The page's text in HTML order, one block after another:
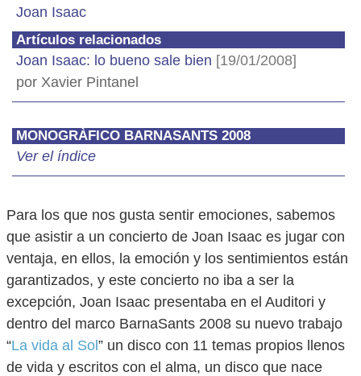
Joan Isaac
Artículos relacionados
Joan Isaac: lo bueno sale bien [19/01/2008]
por Xavier Pintanel
MONOGRÀFICO BARNASANTS 2008
Ver el índice
Para los que nos gusta sentir emociones, sabemos
que asistir a un concierto de Joan Isaac es jugar con
ventaja, en ellos, la emoción y los sentimientos están
garantizados, y este concierto no iba a ser la
excepción, Joan Isaac presentaba en el Auditori y
dentro del marco BarnaSants 2008 su nuevo trabajo
“La vida al Sol ” un disco con 11 temas propios llenos
de vida y escritos con el alma, un disco que nace